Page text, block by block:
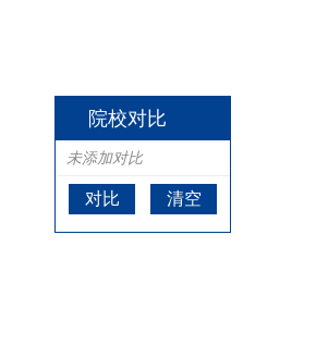
院校对比
未添加对比
对比 清空